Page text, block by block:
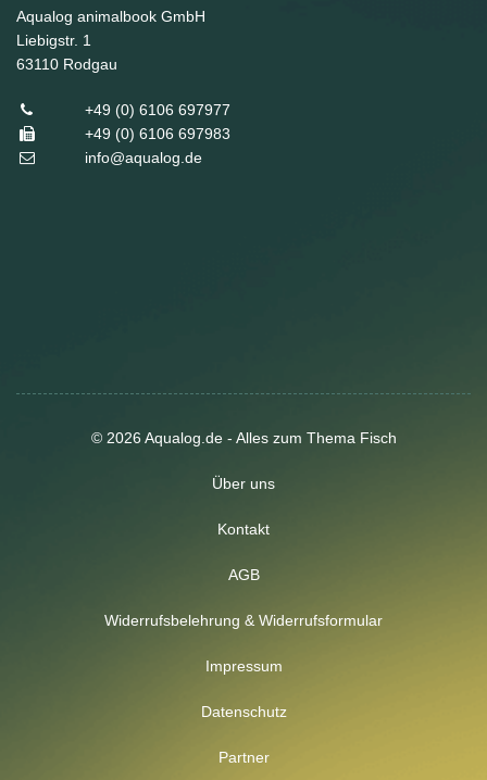
Aqualog animalbook GmbH
Liebigstr. 1
63110 Rodgau
+49 (0) 6106 697977
+49 (0) 6106 697983
info@aqualog.de
© 2026 Aqualog.de - Alles zum Thema Fisch
Über uns
Kontakt
AGB
Widerrufsbelehrung & Widerrufsformular
Impressum
Datenschutz
Partner